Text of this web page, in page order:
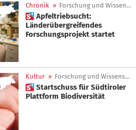
Chronik » Forschung und Wissenschaft
 Apfeltriebsucht:
Länderübergreifendes
Forschungsprojekt startet
Kultur » Forschung und Wissenschaft
 Startschuss für Südtiroler
Plattform Biodiversität